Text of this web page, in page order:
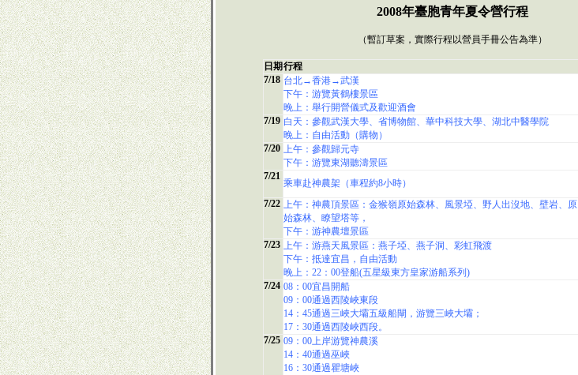
2008年臺胞青年夏令營行程
（暫訂草案，實際行程以營員手冊公告為準）
日期行程
7/18 台北→香港→武漢
下午：游覽黃鶴樓景區
晚上：舉行開營儀式及歡迎酒會
7/19 白天：參觀武漢大學、省博物館、華中科技大學、湖北中醫學院
晚上：自由活動（購物）
7/20 上午：參觀歸元寺
下午：游覽東湖聽濤景區
7/21
乘車赴神農架（車程約8小時）
7/22 上午：神農頂景區：金猴嶺原始森林、風景埡、野人出沒地、壁岩、原
始森林、瞭望塔等，
下午：游神農壇景區
7/23 上午：游燕天風景區：燕子埡、燕子洞、彩虹飛渡
下午：抵達宜昌，自由活動
晚上：22：00登船(五星級東方皇家游船系列)
7/24 08：00宜昌開船
09：00通過西陵峽東段
14：45通過三峽大壩五級船閘，游覽三峽大壩；
17：30通過西陵峽西段。
7/25 09：00上岸游覽神農溪
14：40通過巫峽
16：30通過瞿塘峽